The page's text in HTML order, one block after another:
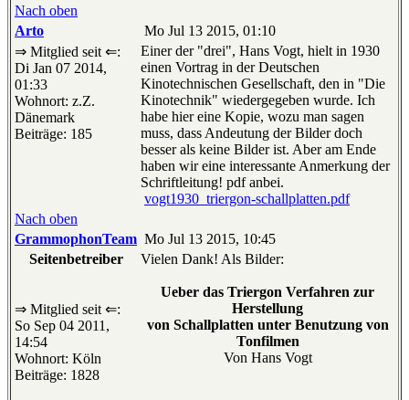
Nach oben
Arto
Mo Jul 13 2015, 01:10
⇒ Mitglied seit ⇐:
Di Jan 07 2014,
01:33
Wohnort: z.Z.
Dänemark
Beiträge: 185
Einer der "drei", Hans Vogt, hielt in 1930
einen Vortrag in der Deutschen
Kinotechnischen Gesellschaft, den in "Die
Kinotechnik" wiedergegeben wurde. Ich
habe hier eine Kopie, wozu man sagen
muss, dass Andeutung der Bilder doch
besser als keine Bilder ist. Aber am Ende
haben wir eine interessante Anmerkung der
Schriftleitung! pdf anbei.
vogt1930_triergon-schallplatten.pdf
Nach oben
GrammophonTeam Mo Jul 13 2015, 10:45
Seitenbetreiber
⇒ Mitglied seit ⇐:
So Sep 04 2011,
14:54
Wohnort: Köln
Beiträge: 1828
Vielen Dank! Als Bilder:
Ueber das Triergon Verfahren zur
Herstellung
von Schallplatten unter Benutzung von
Tonfilmen
Von Hans Vogt